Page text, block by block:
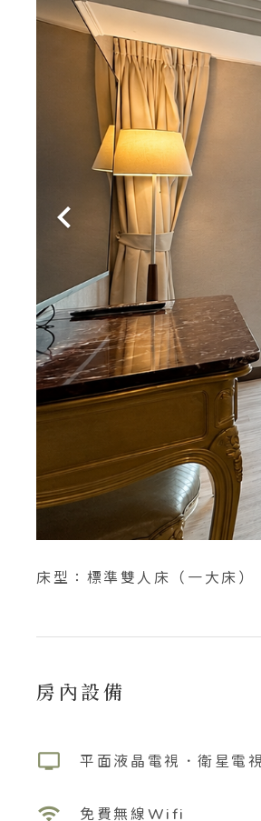
床型：標準雙人床（一大床）
房內設備
tv 平面液晶電視．衛星電
wifi 免費無線Wifi